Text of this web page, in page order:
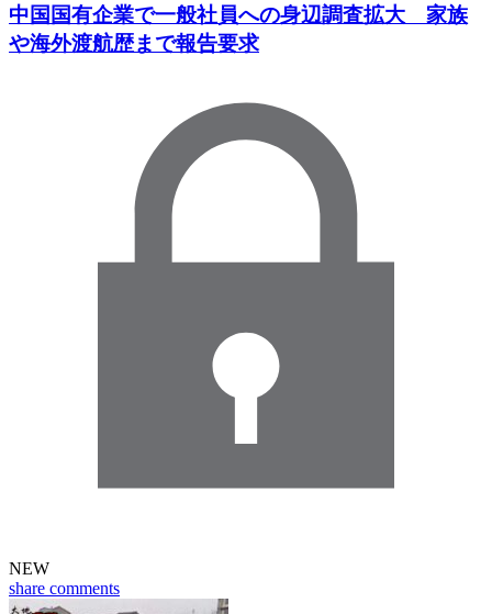
中国国有企業で一般社員への身辺調査拡大 家族
や海外渡航歴まで報告要求
NEW
share comments